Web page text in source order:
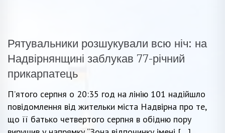
Рятувальники розшукували всю ніч: на
Надвірнянщині заблукав 77-річний
прикарпатець
П’ятого серпня о 20:35 год на лінію 101 надійшло
повідомлення від жительки міста Надвірна про те,
що її батько четвертого серпня в обідню пору